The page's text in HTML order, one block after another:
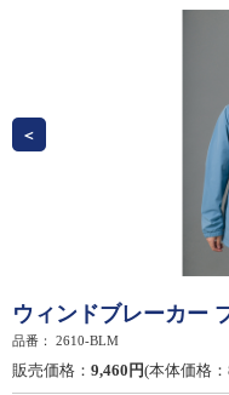
ウィンドブレーカー
品番： 2610-BLM
販売価格： 9,460円(本体価格